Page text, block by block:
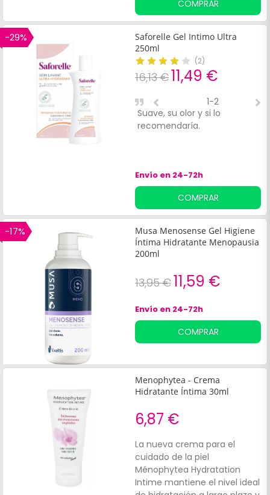
que buscan un cuidado
delicado y eficaz,
especialmente en
situaciones de mayor
vulnerabilidad, como:Ciclo
menstrual.
COMPRAR
-29%
Saforelle Gel Intimo Ultra
250ml
(2)
16,13 €11,49 €
Suave, su olor y si lo
recomendaría.
1-2
Envío en 24-72h
COMPRAR
-17%
Musa Menosense Gel Higiene
Íntima Hidratante Menopausia
200ml
13,95 €11,59 €
Envío en 24-72h
COMPRAR
Menophytea - Crema
Hidratante Íntima 30ml
6,87 €
La nueva crema para el
cuidado de la piel
Ménophytea Hydratation
Intime mantiene el nivel ideal